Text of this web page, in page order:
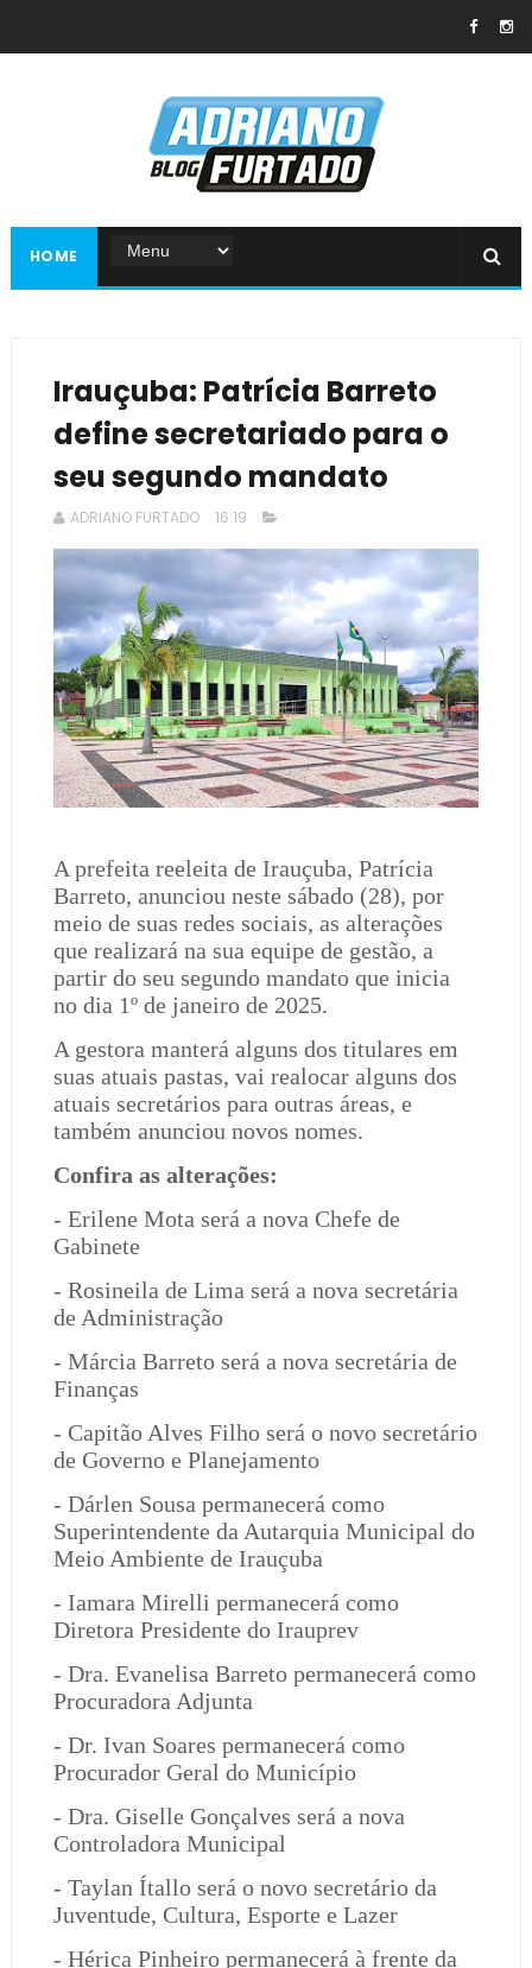
HOME
Irauçuba: Patrícia Barreto
define secretariado para o
seu segundo mandato
ADRIANO FURTADO 16:19
A prefeita reeleita de Irauçuba, Patrícia
Barreto, anunciou neste sábado (28), por
meio de suas redes sociais, as alterações
que realizará na sua equipe de gestão, a
partir do seu segundo mandato que inicia
no dia 1º de janeiro de 2025.
A gestora manterá alguns dos titulares em
suas atuais pastas, vai realocar alguns dos
atuais secretários para outras áreas, e
também anunciou novos nomes.
Confira as alterações:
- Erilene Mota será a nova Chefe de
Gabinete
- Rosineila de Lima será a nova secretária
de Administração
- Márcia Barreto será a nova secretária de
Finanças
- Capitão Alves Filho será o novo secretário
de Governo e Planejamento
- Dárlen Sousa permanecerá como
Superintendente da Autarquia Municipal do
Meio Ambiente de Irauçuba
- Iamara Mirelli permanecerá como
Diretora Presidente do Irauprev
- Dra. Evanelisa Barreto permanecerá como
Procuradora Adjunta
- Dr. Ivan Soares permanecerá como
Procurador Geral do Município
- Dra. Giselle Gonçalves será a nova
Controladora Municipal
- Taylan Ítallo será o novo secretário da
Juventude, Cultura, Esporte e Lazer
- Hérica Pinheiro permanecerá à frente da